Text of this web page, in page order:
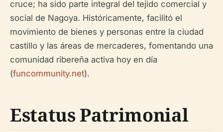
cruce; ha sido parte integral del tejido comercial y
social de Nagoya. Históricamente, facilitó el
movimiento de bienes y personas entre la ciudad
castillo y las áreas de mercaderes, fomentando una
comunidad ribereña activa hoy en día
(funcommunity.net).
Estatus Patrimonial